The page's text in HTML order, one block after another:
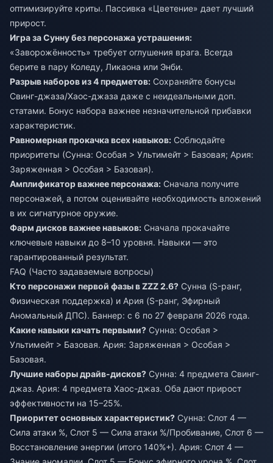
оптимизируйте криты. Пассивка «Цветение» дает лучший
прирост.
Игра за Сунну без персонажа устрашения:
«Заворожённость» требует оглушения врага. Всегда
берите в пару Коледу, Ликаона или Энби.
Разрыв наборов из 4 предметов: Сохраняйте бонусы
Свинг-джаза/Хаос-джаза даже с неидеальными доп.
статами. Бонус набора важнее незначительной прибавки
характеристик.
Равномерная прокачка всех навыков: Соблюдайте
приоритеты (Сунна: Особая > Ультимейт > Базовая; Ария:
Заряженная > Особая > Базовая).
Амплификатор важнее персонажа: Сначала получите
персонажей, а потом оценивайте необходимость вложений
в их сигнатурное оружие.
Фарм дисков важнее навыков: Сначала прокачайте
ключевые навыки до 8–10 уровня. Навыки — это
гарантированный результат.
FAQ (Часто задаваемые вопросы)
Кто персонажи первой фазы в ZZZ 2.6? Сунна (S-ранг,
Физическая поддержка) и Ария (S-ранг, Эфирный
Аномальный ДПС). Баннер: с 6 по 27 февраля 2026 года.
Какие навыки качать первыми? Сунна: Особая >
Ультимейт > Базовая. Ария: Заряженная > Особая >
Базовая.
Лучшие наборы драйв-дисков? Сунна: 4 предмета Свинг-
джаз. Ария: 4 предмета Хаос-джаз. Оба дают прирост
эффективности на 15–25%.
Приоритет основных характеристик? Сунна: Слот 4 —
Сила атаки %, Слот 5 — Сила атаки %/Пробивание, Слот 6 —
Восстановление энергии (итого 140%+). Ария: Слот 4 —